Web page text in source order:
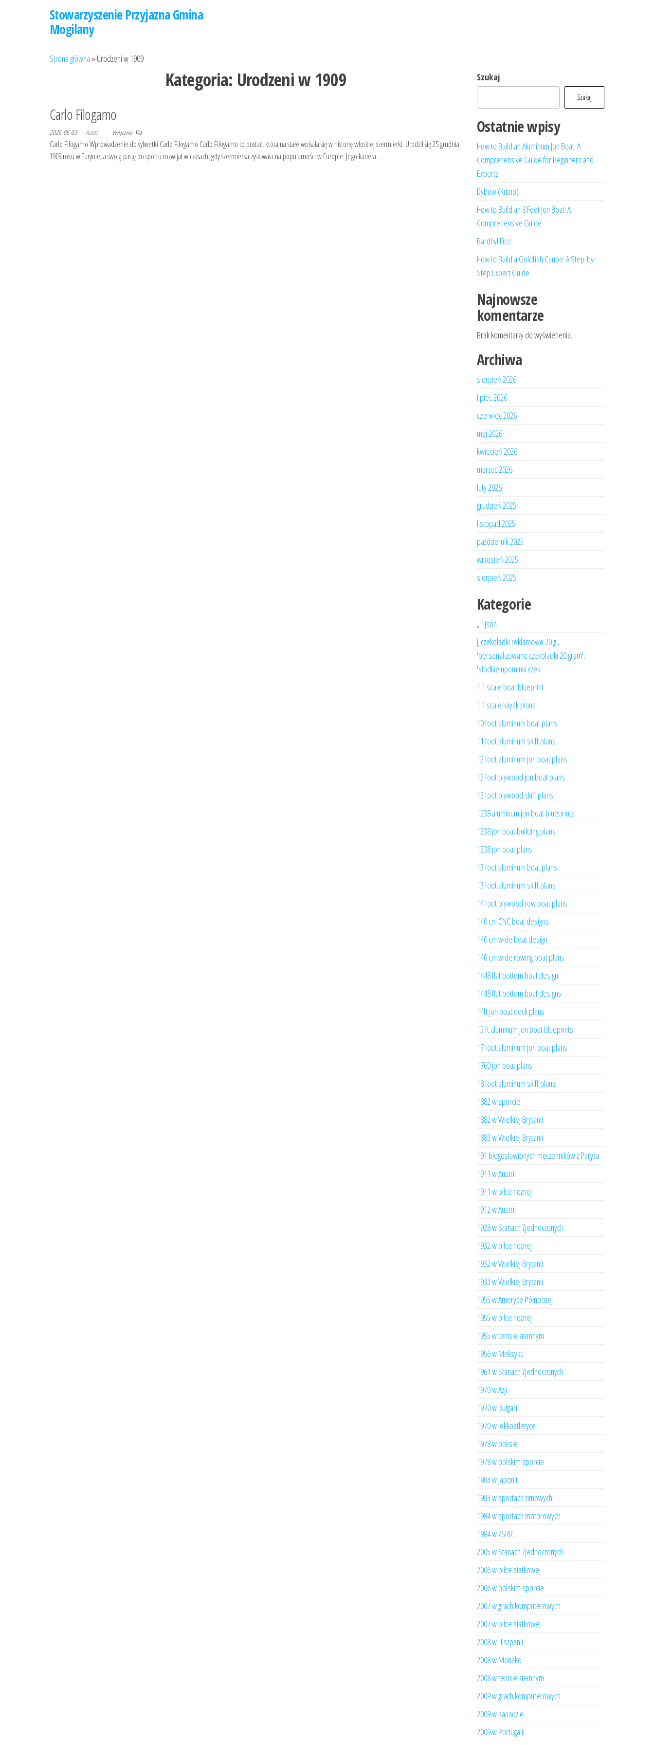
Stowarzyszenie Przyjazna Gmina
Mogilany
Strona główna » Urodzeni w 1909
Kategoria: Urodzeni w 1909
Carlo Filogamo
2026-06-03 Autor Wyłączono
Carlo Filogamo Wprowadzenie do sylwetki Carlo Filogamo Carlo Filogamo to postać, która na stałe wpisała się w historię włoskiej szermierki. Urodził się 25 grudnia
1909 roku w Turynie, a swoją pasję do sportu rozwijał w czasach, gdy szermierka zyskiwała na popularności w Europie. Jego kariera…
Szukaj
Szukaj
Ostatnie wpisy
How to Build an Aluminum Jon Boat: A
Comprehensive Guide for Beginners and
Experts
Dybów (Kutno)
How to Build an 8 Foot Jon Boat: A
Comprehensive Guide
Bardhyl Fico
How to Build a Goldfish Canoe: A Step-by-
Step Expert Guide
Najnowsze
komentarze
Brak komentarzy do wyświetlenia.
Archiwa
sierpień 2026
lipiec 2026
czerwiec 2026
maj 2026
kwiecień 2026
marzec 2026
luty 2026
grudzień 2025
listopad 2025
październik 2025
wrzesień 2025
sierpień 2025
Kategorie
„`json
['czekoladki reklamowe 20 g',
'personalizowane czekoladki 20 gram',
'słodkie upominki czek
1 1 scale boat blueprint
1 1 scale kayak plans
10 foot aluminum boat plans
11 foot aluminum skiff plans
12 foot aluminum jon boat plans
12 foot plywood jon boat plans
12 foot plywood skiff plans
1238 aluminum jon boat blueprints
1238 jon boat building plans
1238 jon boat plans
13 foot aluminum boat plans
13 foot aluminum skiff plans
14 foot plywood row boat plans
140 cm CNC boat designs
140 cm wide boat design
140 cm wide rowing boat plans
1448 flat bottom boat design
1448 flat bottom boat designs
14ft jon boat deck plans
15 ft aluminum jon boat blueprints
17 foot aluminum jon boat plans
1760 jon boat plans
18 foot aluminum skiff plans
1882 w sporcie
1882 w Wielkiej Brytanii
1883 w Wielkiej Brytanii
191 błogosławionych męczenników z Paryża
1911 w Austrii
1911 w piłce nożnej
1912 w Austrii
1928 w Stanach Zjednoczonych
1932 w piłce nożnej
1932 w Wielkiej Brytanii
1933 w Wielkiej Brytanii
1955 w Ameryce Północnej
1955 w piłce nożnej
1955 w tenisie ziemnym
1956 w Meksyku
1961 w Stanach Zjednoczonych
1970 w Azji
1970 w Bułgarii
1970 w lekkoatletyce
1978 w boksie
1978 w polskim sporcie
1983 w Japonii
1983 w sportach zimowych
1984 w sportach motorowych
1984 w ZSRR
2005 w Stanach Zjednoczonych
2006 w piłce siatkowej
2006 w polskim sporcie
2007 w grach komputerowych
2007 w piłce siatkowej
2008 w Hiszpanii
2008 w Monako
2008 w tenisie ziemnym
2009 w grach komputerowych
2009 w Kanadzie
2009 w Portugalii